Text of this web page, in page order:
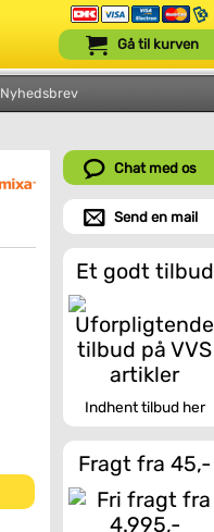
Nyhedsbrev
Gå til kurven
Chat med os
Send en mail
Et godt tilbud
Indhent tilbud her
Fragt fra 45,-